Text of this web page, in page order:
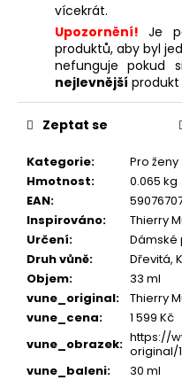
vícekrát.
Upozornění! Je
produktů, aby byl
nefunguje pokud
nejlevnější
Kategorie:
Pro ženy
Hmotnost:
0.065 kg
EAN:
Inspirováno:
Thierry
Určení:
Druh vůně:
Dřevitá,
Objem:
33 ml
vune_original:
Thierry
vune_cena:
1 599 Kč
vune_obrazek: https://
original/
vune_baleni:
30 ml
Zeptat se